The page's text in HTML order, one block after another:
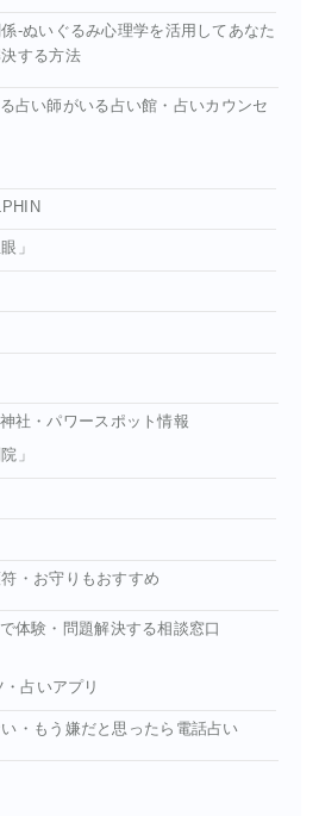
-ぬいぐるみ心理学を活用してあなた
する方法
占い師がいる占い館・占いカウンセ
」
社・パワースポット情報
」
・お守りもおすすめ
体験・問題解決する相談窓口
占いアプリ
・もう嫌だと思ったら電話占い